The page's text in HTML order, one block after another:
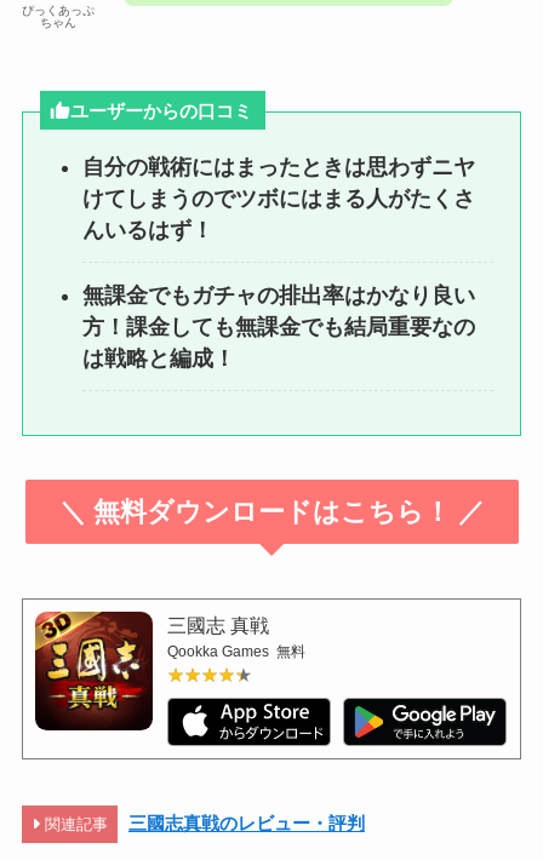
ぴっくあっぷ
ちゃん
ユーザーからの口コミ
自分の戦術にはまったときは思わずニヤ
けてしまうのでツボにはまる人がたくさ
んいるはず！
無課金でもガチャの排出率はかなり良い
方！課金しても無課金でも結局重要なの
は戦略と編成！
＼ 無料ダウンロードはこちら！ ／
三國志 真戦
Qookka Games 無料
★★★★★
★★★★★
関連記事 三國志真戦のレビュー・評判